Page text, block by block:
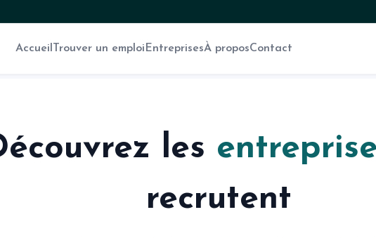
Accueil Trouver un emploi EntreprisesÀ proposContact
les
recrutent